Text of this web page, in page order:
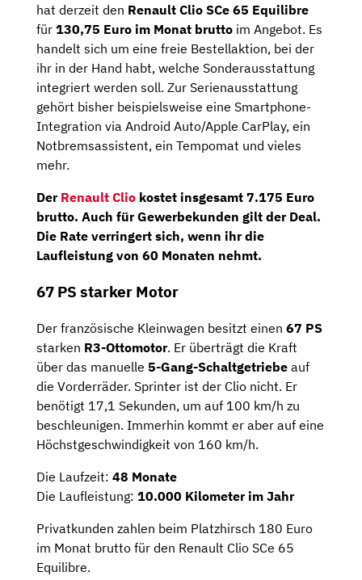
hat derzeit den Renault Clio SCe 65 Equilibre
für 130,75 Euro im Monat brutto im Angebot. Es
handelt sich um eine freie Bestellaktion, bei der
ihr in der Hand habt, welche Sonderausstattung
integriert werden soll. Zur Serienausstattung
gehört bisher beispielsweise eine Smartphone-
Integration via Android Auto/Apple CarPlay, ein
Notbremsassistent, ein Tempomat und vieles
mehr.
Der Renault Clio kostet insgesamt 7.175 Euro
brutto. Auch für Gewerbekunden gilt der Deal.
Die Rate verringert sich, wenn ihr die
Laufleistung von 60 Monaten nehmt.
67 PS starker Motor
Der französische Kleinwagen besitzt einen 67 PS
starken R3-Ottomotor. Er überträgt die Kraft
über das manuelle 5-Gang-Schaltgetriebe auf
die Vorderräder. Sprinter ist der Clio nicht. Er
benötigt 17,1 Sekunden, um auf 100 km/h zu
beschleunigen. Immerhin kommt er aber auf eine
Höchstgeschwindigkeit von 160 km/h.
Die Laufzeit: 48 Monate
Die Laufleistung: 10.000 Kilometer im Jahr
Privatkunden zahlen beim Platzhirsch 180 Euro
im Monat brutto für den Renault Clio SCe 65
Equilibre.